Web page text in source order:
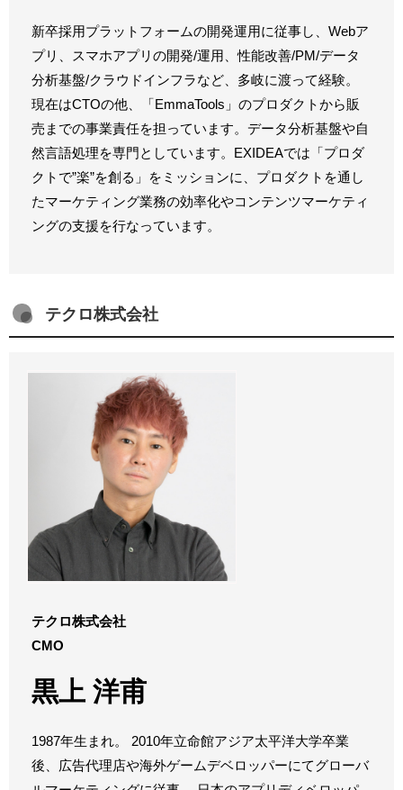
新卒採用プラットフォームの開発運用に従事し、Webア
プリ、スマホアプリの開発/運用、性能改善/PM/データ
分析基盤/クラウドインフラなど、多岐に渡って経験。
現在はCTOの他、「EmmaTools」のプロダクトから販
売までの事業責任を担っています。データ分析基盤や自
然言語処理を専門としています。EXIDEAでは「プロダ
クトで”楽”を創る」をミッションに、プロダクトを通し
たマーケティング業務の効率化やコンテンツマーケティ
ングの支援を行なっています。
テクロ株式会社
テクロ株式会社
CMO
黒上 洋甫
1987年生まれ。 2010年立命館アジア太平洋大学卒業
後、広告代理店や海外ゲームデベロッパーにてグローバ